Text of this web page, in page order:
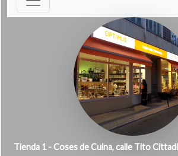
Tienda 1 - Coses de Cuina, calle Tito